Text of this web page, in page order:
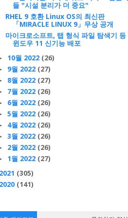
들 "시설 분리가 더 중요"
RHEL 9 호환 Linux OS의 최신판
「MIRACLE LINUX 9」무상 공개
마이크로소프트, 탭 형식 파일 탐색기 등
윈도우 11 신기능 배포
10월 2022 (26)
9월 2022 (27)
8월 2022 (27)
7월 2022 (26)
6월 2022 (26)
5월 2022 (26)
4월 2022 (26)
3월 2022 (26)
2월 2022 (26)
1월 2022 (27)
(305)
(141)